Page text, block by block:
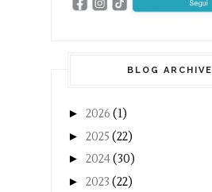
BLOG ARCHIVE
► 2026 (1)
► 2025 (22)
► 2024(30)
► 2023 (22)